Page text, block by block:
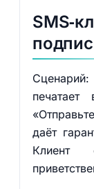
даёт
Клиент